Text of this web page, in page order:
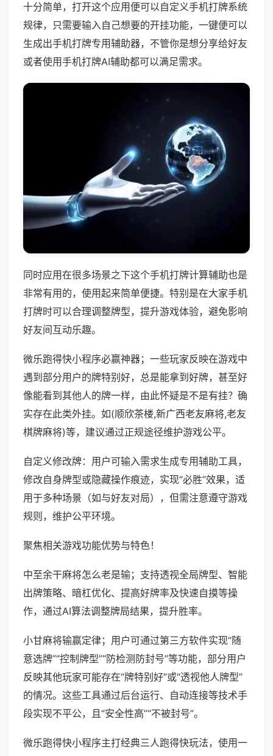
十分简单，打开这个应用便可以自定义手机打牌系统
规律，只需要输入自己想要的开挂功能，一键便可以
生成出手机打牌专用辅助器，不管你是想分享给好友
或者使用手机打牌AI辅助都可以满足需求。
同时应用在很多场景之下这个手机打牌计算辅助也是
非常有用的，使用起来简单便捷。特别是在大家手机
打牌时可以合理调整牌型，提升游戏体验，避免影响
好友间互动乐趣。
微乐跑得快小程序必赢神器；一些玩家反映在游戏中
遇到部分用户的牌特别好，总是能拿到好牌，甚至好
像能看到其他人的牌一样，由此怀疑是不是有挂？确
实存在此类外挂。如(顺欣茶楼,新广西老友麻将,老友
棋牌麻将)等，建议通过正规途径维护游戏公平。
自定义修改牌：用户可输入需求生成专用辅助工具，
修改自身牌型或隐藏操作痕迹，实现“必胜”效果，适
用于多种场景（如与好友对局），但需注意遵守游戏
规则，维护公平环境。
聚焦相关游戏功能优势与特色！
中至余干麻将怎么老是输；支持透视全局牌型、智能
出牌策略、暗杠优化、提高好牌率及快速自摸等操
作，通过AI算法调整牌局结果，提升胜率。
小甘麻将输赢定律；用户可通过第三方软件实现“随
意选牌”“控制牌型”“防检测防封号”等功能，部分用户
反映其他玩家可能存在“牌特别好”或“透视他人牌型”
的情况。这些工具通过后台运行、自动连接等技术手
段实现不平公，且“安全性高”“不被封号”。
微乐跑得快小程序主打经典三人跑得快玩法，使用一